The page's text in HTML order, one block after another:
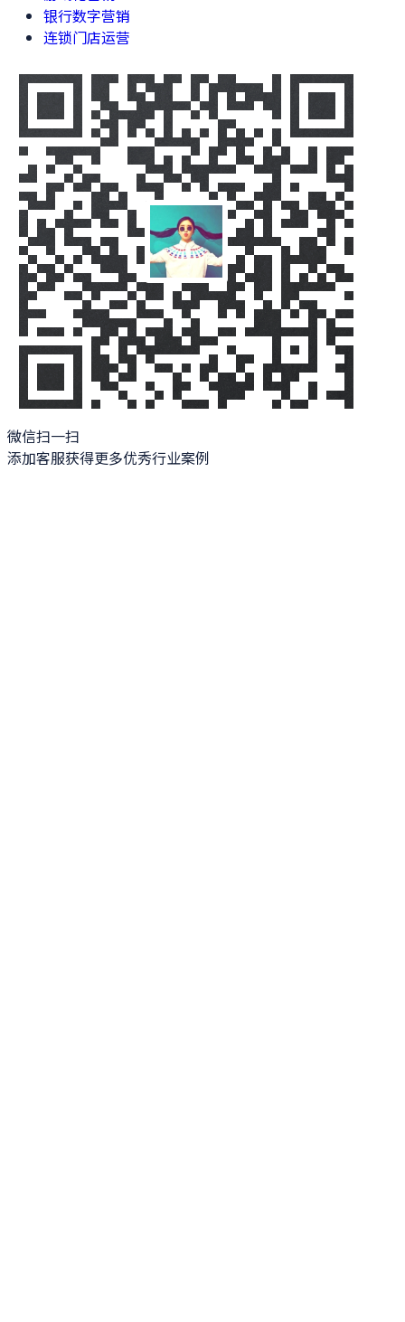
银行数字营销
连锁门店运营
微信扫一扫
添加客服获得更多优秀行业案例